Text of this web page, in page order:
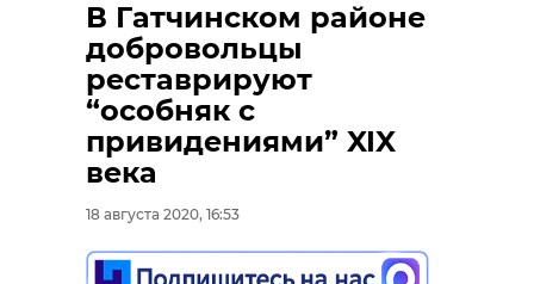
В Гатчинском районе
добровольцы
реставрируют
“особняк с
привидениями” XIX
века
18 августа 2020, 16:53